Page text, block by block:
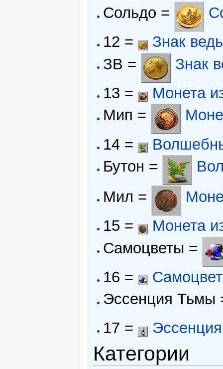
Сольдо =
12 =
Знак
ЗВ =
Знак
13 =
Монета
Мип =
14 =
Бутон =
Мил =
15 =
Монета
Самоцветы =
16 =
Эссенция Тьмы
17 =
Категории